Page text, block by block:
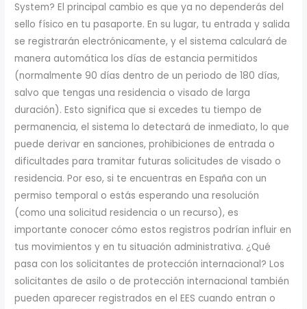
System? El principal cambio es que ya no dependerás del
sello físico en tu pasaporte. En su lugar, tu entrada y salida
se registrarán electrónicamente, y el sistema calculará de
manera automática los días de estancia permitidos
(normalmente 90 días dentro de un periodo de 180 días,
salvo que tengas una residencia o visado de larga
duración). Esto significa que si excedes tu tiempo de
permanencia, el sistema lo detectará de inmediato, lo que
puede derivar en sanciones, prohibiciones de entrada o
dificultades para tramitar futuras solicitudes de visado o
residencia. Por eso, si te encuentras en España con un
permiso temporal o estás esperando una resolución
(como una solicitud residencia o un recurso), es
importante conocer cómo estos registros podrían influir en
tus movimientos y en tu situación administrativa. ¿Qué
pasa con los solicitantes de protección internacional? Los
solicitantes de asilo o de protección internacional también
pueden aparecer registrados en el EES cuando entran o